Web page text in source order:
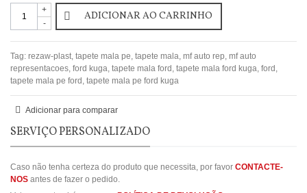
-
+ ADICIONAR AO CARRINHO
Tag: rezaw-plast, tapete mala pe, tapete mala, mf auto rep, mf auto
representacoes, ford kuga, tapete mala ford , tapete mala ford kuga, ford ,
tapete mala pe ford , tapete mala pe ford kuga
Adicionar para comparar
SERVIÇO PERSONALIZADO
Caso não tenha certeza do produto que necessita, por favor CONTACTE-
NOS antes de fazer o pedido.